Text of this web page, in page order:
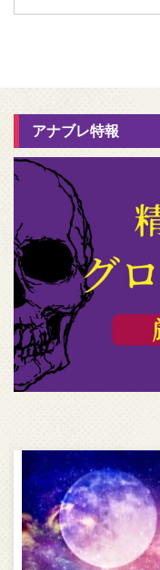
アナブレ特報